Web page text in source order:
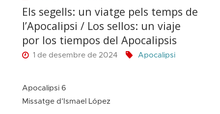
Els segells: un viatge pels temps de
l’Apocalipsi / Los sellos: un viaje
por los tiempos del Apocalipsis
1 de desembre de 2024 Apocalipsi
Apocalipsi 6
Missatge d’Ismael López